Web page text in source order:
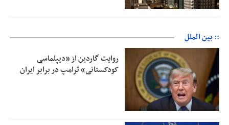
:: بین الملل
روایت گاردین از «دیپلماسی
کودکستانی» ترامپ در برابر ایران